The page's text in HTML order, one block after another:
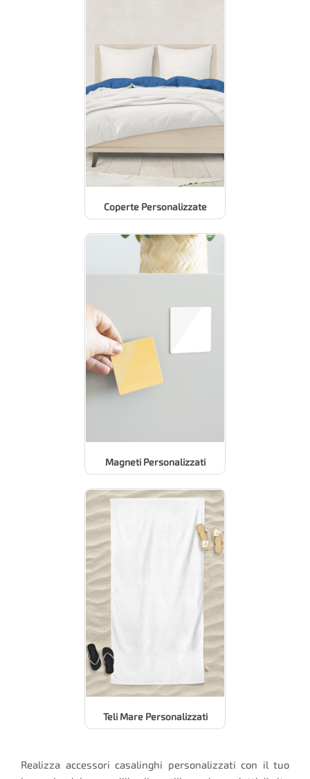
Coperte Personalizzate
Magneti Personalizzati
Teli Mare Personalizzati
Realizza accessori casalinghi personalizzati con il tuo